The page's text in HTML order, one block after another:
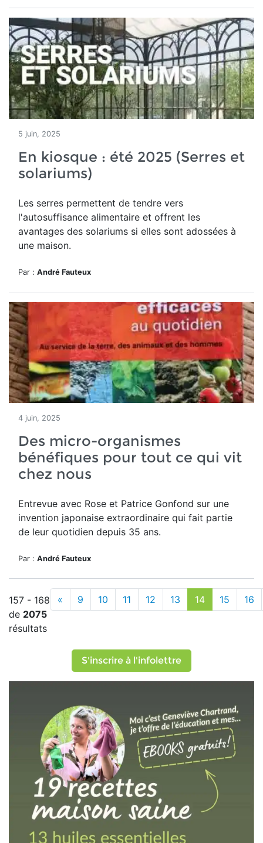
5 juin, 2025
En kiosque : été 2025 (Serres et
solariums)
Les serres permettent de tendre vers
l'autosuffisance alimentaire et offrent les
avantages des solariums si elles sont adossées à
une maison.
Par : André Fauteux
4 juin, 2025
Des micro-organismes
bénéfiques pour tout ce qui vit
chez nous
Entrevue avec Rose et Patrice Gonfond sur une
invention japonaise extraordinaire qui fait partie
de leur quotidien depuis 35 ans.
Par : André Fauteux
157 - 168
de 2075
résultats
« 9 10 11 12 13 14 15 16
S'inscrire à l'infolettre